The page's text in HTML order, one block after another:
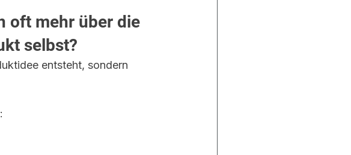
oft mehr über die
selbst?
entsteht, sondern